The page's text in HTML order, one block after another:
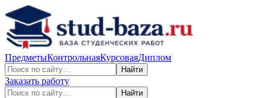
ПредметыКонтрольнаяКурсоваяДиплом
Найти
Заказать работу
Найти